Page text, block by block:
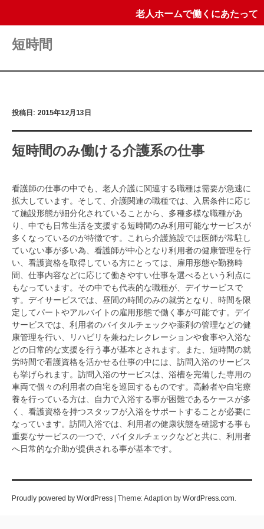
老人ホームで働くにあたって
短時間
投稿日: 2015年12月13日
短時間のみ働ける介護系の仕事
看護師の仕事の中でも、老人介護に関連する職種は需要が急速に
拡大しています。そして、介護関連の職種では、入居条件に応じ
て施設形態が細分化されていることから、多種多様な職種があ
り、中でも日常生活を支援する短時間のみ利用可能なサービスが
多くなっているのが特徴です。これら介護施設では医師が常駐し
ていない事が多い為、看護師が中心となり利用者の健康管理を行
い、看護資格を取得している方にとっては、雇用形態や勤務時
間、仕事内容などに応じて働きやすい仕事を選べるという利点に
もなっています。その中でも代表的な職種が、デイサービスで
す。デイサービスでは、昼間の時間のみの就労となり、時間を限
定してパートやアルバイトの雇用形態で働く事が可能です。デイ
サービスでは、利用者のバイタルチェックや薬剤の管理などの健
康管理を行い、リハビリを兼ねたレクレーションや食事や入浴な
どの日常的な支援を行う事が基本とされます。また、短時間の就
労時間で看護資格を活かせる仕事の中には、訪問入浴のサービス
も挙げられます。訪問入浴のサービスは、浴槽を完備した専用の
車両で個々の利用者の自宅を巡回するものです。高齢者や自宅療
養を行っている方は、自力で入浴する事が困難であるケースが多
く、看護資格を持つスタッフが入浴をサポートすることが必要に
なっています。訪問入浴では、利用者の健康状態を確認する事も
重要なサービスの一つで、バイタルチェックなどと共に、利用者
へ日常的な介助が提供される事が基本です。
Proudly powered by WordPress Theme: Adaption by WordPress.com.